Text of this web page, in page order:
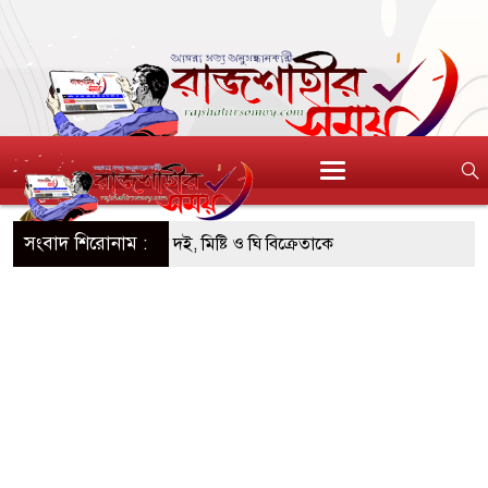
সংবাদ শিরোনাম :
অনুমোদনহীন দই, মিষ্টি ও ঘি বিক্রেতাকে